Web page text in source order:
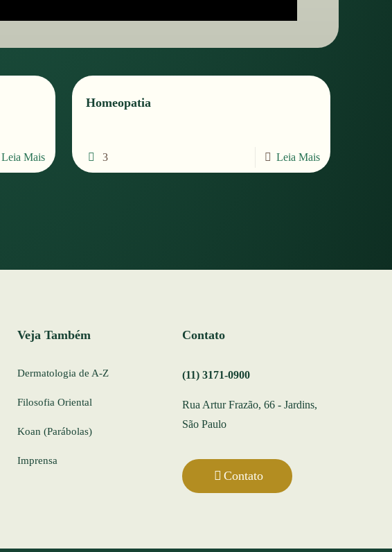
Leia Mais
Homeopatia
3 Leia Mais
Veja Também
Dermatologia de A-Z
Filosofia Oriental
Koan (Parábolas)
Imprensa
Contato
(11) 3171-0900
Rua Artur Frazão, 66 - Jardins,
São Paulo
Contato